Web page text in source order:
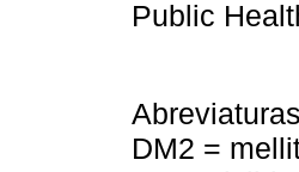
Public
DM2 =